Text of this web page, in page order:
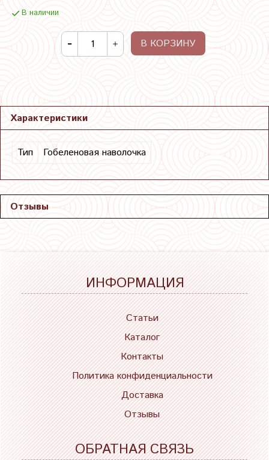
В наличии
В КОРЗИНУ
Характеристики
Тип Гобеленовая наволочка
Отзывы
ИНФОРМАЦИЯ
Статьи
Каталог
Контакты
Политика конфиденциальности
Доставка
Отзывы
ОБРАТНАЯ СВЯЗЬ